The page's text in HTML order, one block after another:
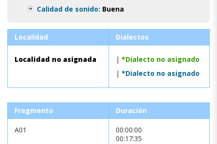
Calidad de sonido: Buena
Localidad Dialectos
Localidad no asignada | *Dialecto no asignado
| *Dialecto no asignado
Fragmento Duración
A01
00:00:00
00:17:35